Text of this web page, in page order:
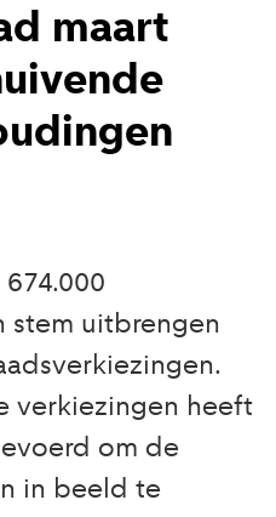
maart
stem uitbrengen
verkiezingen heeft
om de
in beeld te